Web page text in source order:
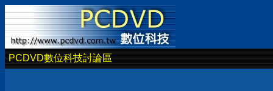
PCDVD數位科技討論區